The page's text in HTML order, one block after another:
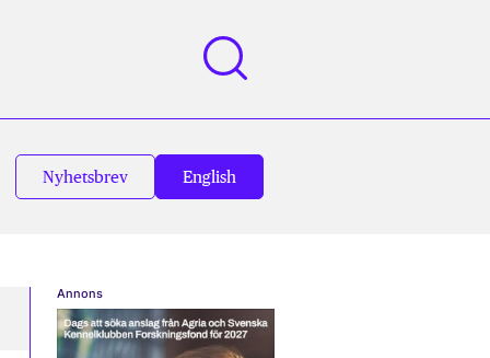
Nyhetsbrev English
Annons